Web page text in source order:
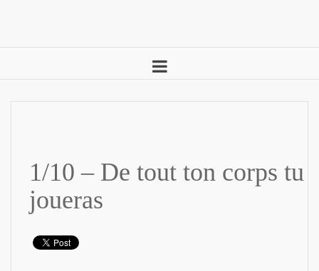
1/10 – De tout ton corps tu
joueras